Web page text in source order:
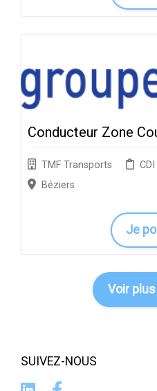
Conducteur Zone
TMF Transports CDI
Béziers
Je
Voir
SUIVEZ-NOUS